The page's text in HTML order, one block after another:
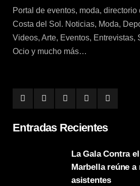
Portal de eventos, moda,
Costa del Sol. Noticias, Moda,
Videos, Arte, Eventos, Entrevistas,
Ocio y mucho más…
Entradas Recientes
La Gala Contra
Marbella reúne a
asistentes